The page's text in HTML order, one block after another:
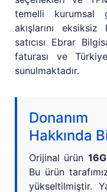
temelli kurumsal
akışlarını
satıcısı Ebrar
faturası ve
sunulmaktadır.
Hakkında
Orijinal ürün
Bu ürün
yükseltilmiştir.